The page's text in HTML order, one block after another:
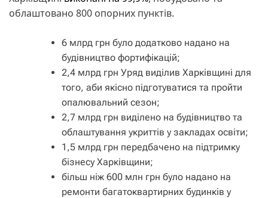
облаштовано 800 опорних пунктів.
6 млрд грн було додатково надано на
будівництво фортифікацій;
2,4 млрд грн Уряд виділив Харківщині для
того, аби якісно підготуватися та пройти
опалювальний сезон;
2,7 млрд грн виділено на будівництво та
облаштування укриттів у закладах освіти;
1,5 млрд грн передбачено на підтримку
бізнесу Харківщини;
більш ніж 600 млн грн було надано на
ремонти багатоквартирних будинків у